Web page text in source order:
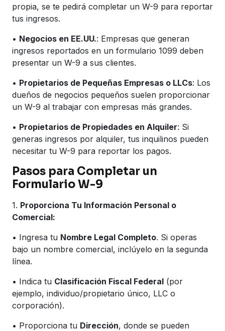
propia, se te pedirá completar un W-9 para reportar
tus ingresos.
• Negocios en EE.UU.: Empresas que generan
ingresos reportados en un formulario 1099 deben
presentar un W-9 a sus clientes.
• Propietarios de Pequeñas Empresas o LLCs: Los
dueños de negocios pequeños suelen proporcionar
un W-9 al trabajar con empresas más grandes.
• Propietarios de Propiedades en Alquiler: Si
generas ingresos por alquiler, tus inquilinos pueden
necesitar tu W-9 para reportar los pagos.
Pasos para Completar un
Formulario W-9
1. Proporciona Tu Información Personal o
Comercial:
• Ingresa tu Nombre Legal Completo. Si operas
bajo un nombre comercial, inclúyelo en la segunda
línea.
• Indica tu Clasificación Fiscal Federal (por
ejemplo, individuo/propietario único, LLC o
corporación).
• Proporciona tu Dirección, donde se pueden